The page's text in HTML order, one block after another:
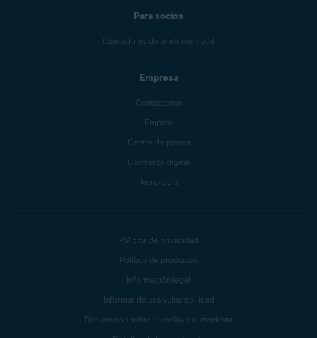
Para socios
Operadores de telefonía móvil
Empresa
Contáctenos
Empleo
Centro de prensa
Confianza digital
Tecnología
Política de privacidad
Política de productos
Información legal
Informar de una vulnerabilidad
Declaración sobre la esclavitud moderna